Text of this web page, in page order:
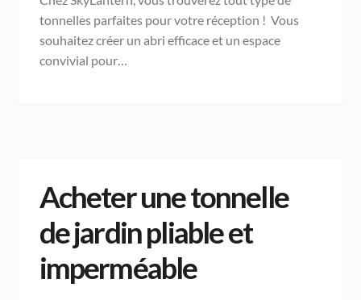
tonnelles parfaites pour votre réception ! Vous
souhaitez créer un abri efficace et un espace
convivial pour…
Acheter une tonnelle
de jardin pliable et
imperméable